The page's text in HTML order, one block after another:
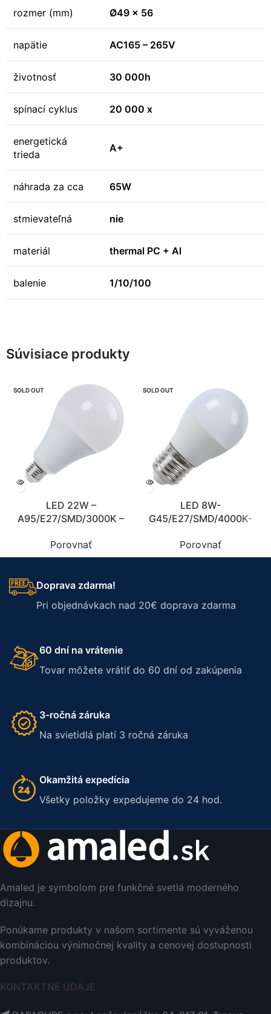
rozmer (mm) Ø49 x 56
napätie AC165 – 265V
životnosť 30 000h
spínací cyklus 20 000 x
energetická
trieda
A+
náhrada za cca 65W
stmievateľná nie
materiál thermal PC + Al
balenie 1/10/100
Súvisiace produkty
SOLD OUT
LED 22W –
A95/E27/SMD/3000K –
Porovnať
SOLD OUT
LED 8W-
G45/E27/SMD/4000K-
Porovnať
Doprava zdarma!
Pri objednávkach nad 20€ doprava zdarma
60 dní na vrátenie
Tovar môžete vrátiť do 60 dní od zakúpenia
3-ročná záruka
Na svietidlá platí 3 ročná záruka
Okamžitá expedícia
Všetky položky expedujeme do 24 hod.
Amaled je symbolom pre funkčné svetlá moderného
dizajnu.
Ponúkame produkty v našom sortimente sú vyváženou
kombináciou výnimočnej kvality a cenovej dostupnosti
produktov.
KONTAKTNÉ ÚDAJE